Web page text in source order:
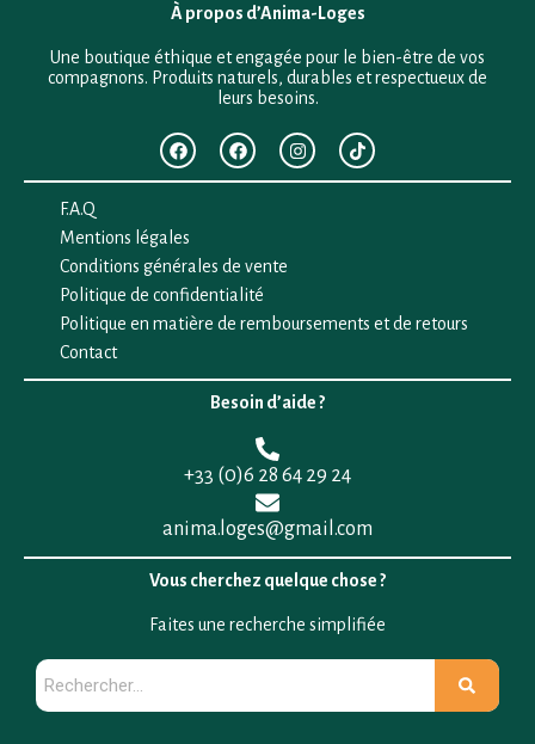
À propos d’Anima-Loges
Une boutique éthique et engagée pour le bien-être de vos
compagnons. Produits naturels, durables et respectueux de
leurs besoins.
F.A.Q
Mentions légales
Conditions générales de vente
Politique de confidentialité
Politique en matière de remboursements et de retours
Contact
Besoin d’aide ?
+33 (0)6 28 64 29 24
anima.loges@gmail.com
Vous cherchez quelque chose ?
Faites une recherche simplifiée